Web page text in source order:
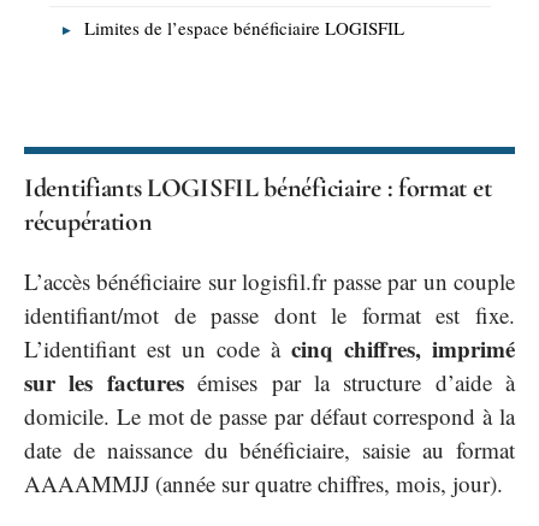
Limites de l’espace bénéficiaire LOGISFIL
Identifiants LOGISFIL bénéficiaire : format et
récupération
L’accès bénéficiaire sur logisfil.fr passe par un couple
identifiant/mot de passe dont le format est fixe.
L’identifiant est un code à cinq chiffres, imprimé
sur les facturesémises par la structure d’aide à
domicile. Le mot de passe par défaut correspond à la
date de naissance du bénéficiaire, saisie au format
AAAAMMJJ (année sur quatre chiffres, mois, jour).